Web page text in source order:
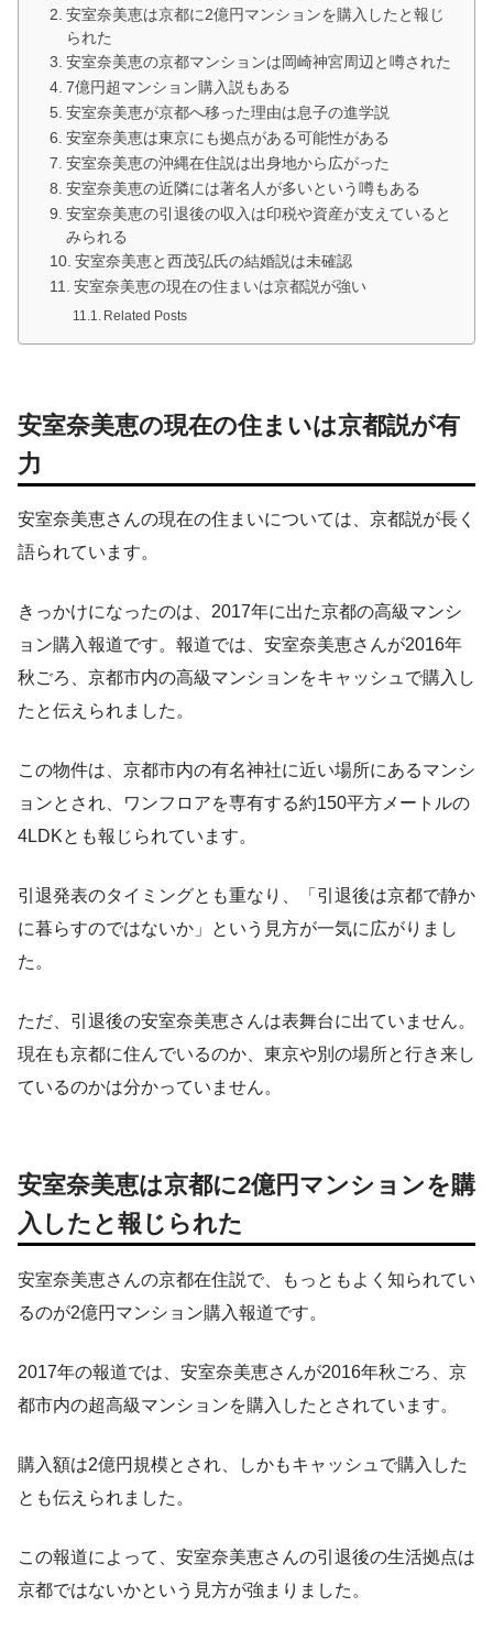
安室奈美恵は京都に2億円マンションを購入したと報じ
られた
安室奈美恵の京都マンションは岡崎神宮周辺と噂された
7億円超マンション購入説もある
安室奈美恵が京都へ移った理由は息子の進学説
安室奈美恵は東京にも拠点がある可能性がある
安室奈美恵の沖縄在住説は出身地から広がった
安室奈美恵の近隣には著名人が多いという噂もある
安室奈美恵の引退後の収入は印税や資産が支えていると
みられる
安室奈美恵と西茂弘氏の結婚説は未確認
安室奈美恵の現在の住まいは京都説が強い
Related Posts
安室奈美恵の現在の住まいは京都説が有
力
安室奈美恵さんの現在の住まいについては、京都説が長く
語られています。
きっかけになったのは、2017年に出た京都の高級マンシ
ョン購入報道です。報道では、安室奈美恵さんが2016年
秋ごろ、京都市内の高級マンションをキャッシュで購入し
たと伝えられました。
この物件は、京都市内の有名神社に近い場所にあるマンシ
ョンとされ、ワンフロアを専有する約150平方メートルの
4LDKとも報じられています。
引退発表のタイミングとも重なり、「引退後は京都で静か
に暮らすのではないか」という見方が一気に広がりまし
た。
ただ、引退後の安室奈美恵さんは表舞台に出ていません。
現在も京都に住んでいるのか、東京や別の場所と行き来し
ているのかは分かっていません。
安室奈美恵は京都に2億円マンションを購
入したと報じられた
安室奈美恵さんの京都在住説で、もっともよく知られてい
るのが2億円マンション購入報道です。
2017年の報道では、安室奈美恵さんが2016年秋ごろ、京
都市内の超高級マンションを購入したとされています。
購入額は2億円規模とされ、しかもキャッシュで購入した
とも伝えられました。
この報道によって、安室奈美恵さんの引退後の生活拠点は
京都ではないかという見方が強まりました。